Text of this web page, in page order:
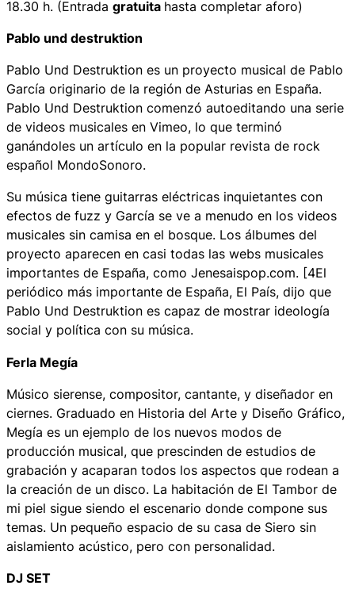
18.30 h. (Entrada gratuita hasta completar aforo)
Pablo und destruktion
Pablo Und Destruktion es un proyecto musical de Pablo
García originario de la región de Asturias en España.
Pablo Und Destruktion comenzó autoeditando una serie
de videos musicales en Vimeo, lo que terminó
ganándoles un artículo en la popular revista de rock
español MondoSonoro.
Su música tiene guitarras eléctricas inquietantes con
efectos de fuzz y García se ve a menudo en los videos
musicales sin camisa en el bosque. Los álbumes del
proyecto aparecen en casi todas las webs musicales
importantes de España, como Jenesaispop.com. [4El
periódico más importante de España, El País, dijo que
Pablo Und Destruktion es capaz de mostrar ideología
social y política con su música.
Ferla Megía
Músico sierense, compositor, cantante, y diseñador en
ciernes. Graduado en Historia del Arte y Diseño Gráfico,
Megía es un ejemplo de los nuevos modos de
producción musical, que prescinden de estudios de
grabación y acaparan todos los aspectos que rodean a
la creación de un disco. La habitación de El Tambor de
mi piel sigue siendo el escenario donde compone sus
temas. Un pequeño espacio de su casa de Siero sin
aislamiento acústico, pero con personalidad.
DJ SET